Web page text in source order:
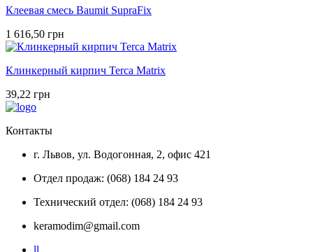
Клеевая смесь Baumit SupraFix
1 616,50 грн
Клинкерный кирпич Terca Matrix
39,22 грн
Контакты
г. Львов, ул. Водогонная, 2, офис 421
Отдел продаж: (068) 184 24 93
Технический отдел: (068) 184 24 93
keramodim@gmail.com
ll